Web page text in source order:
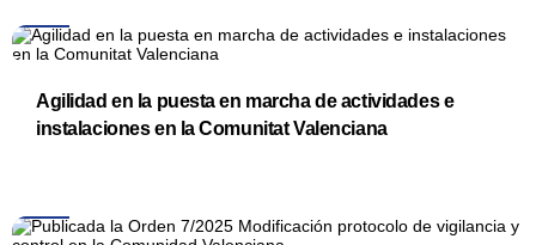
Agilidad en la puesta en marcha de actividades e
instalaciones en la Comunitat Valenciana